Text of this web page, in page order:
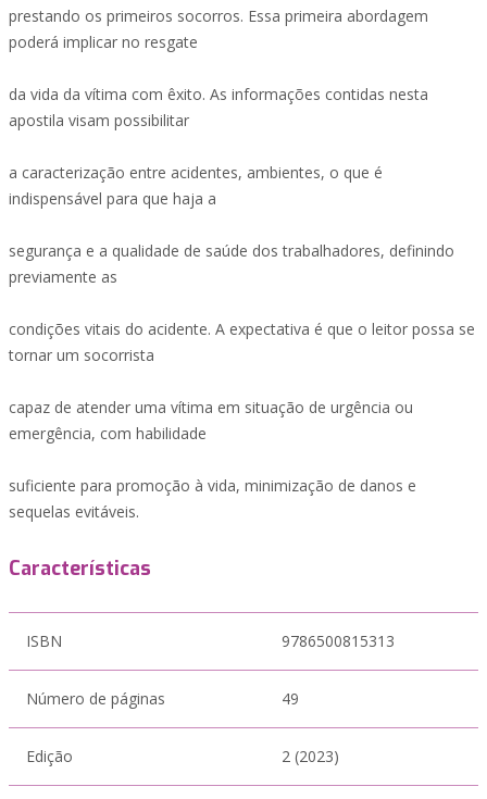
prestando os primeiros socorros. Essa primeira abordagem
poderá implicar no resgate
da vida da vítima com êxito. As informações contidas nesta
apostila visam possibilitar
a caracterização entre acidentes, ambientes, o que é
indispensável para que haja a
segurança e a qualidade de saúde dos trabalhadores, definindo
previamente as
condições vitais do acidente. A expectativa é que o leitor possa se
tornar um socorrista
capaz de atender uma vítima em situação de urgência ou
emergência, com habilidade
suficiente para promoção à vida, minimização de danos e
sequelas evitáveis.
Características
ISBN 9786500815313
Número de páginas 49
Edição 2 (2023)